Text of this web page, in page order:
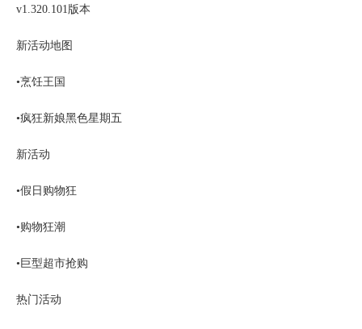
v1.320.101版本
新活动地图
•烹饪王国
•疯狂新娘黑色星期五
新活动
•假日购物狂
•购物狂潮
•巨型超市抢购
热门活动